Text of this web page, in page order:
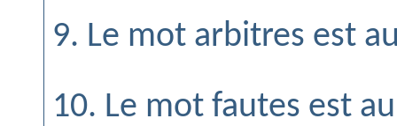
9. Le mot arbitres est
10. Le mot fautes est